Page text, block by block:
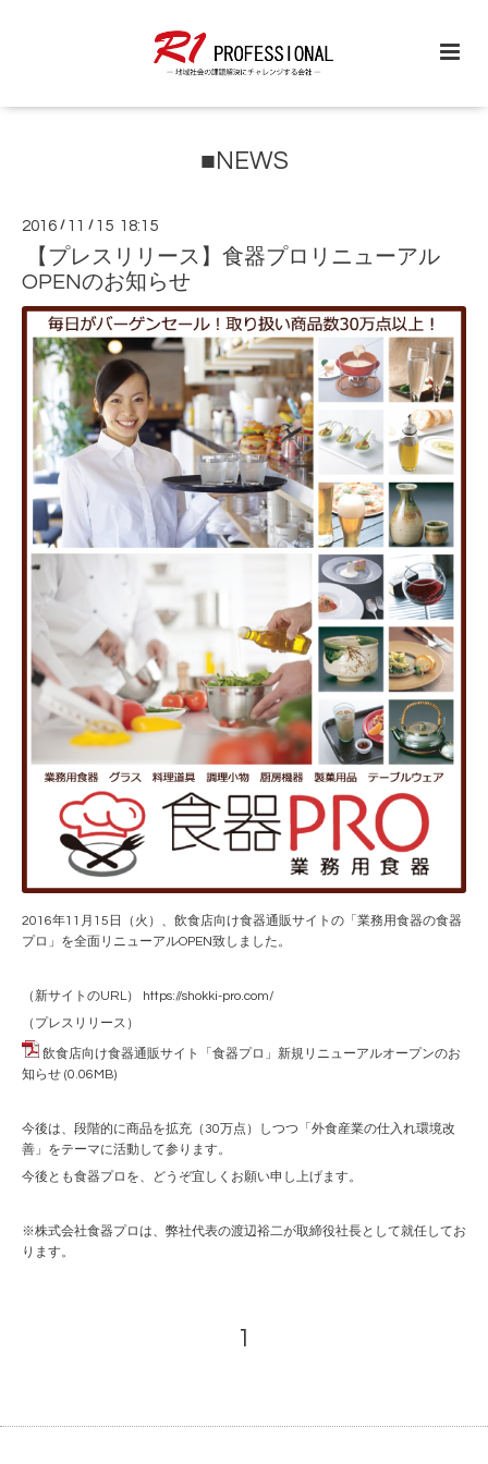
■NEWS
2016 / 11 / 15 18:15
【プレスリリース】食器プロリニューアル
OPENのお知らせ
2016年11月15日（火）、飲食店向け食器通販サイトの「業務用食器の食器
プロ」を全面リニューアルOPEN致しました。
（新サイトのURL） https://shokki-pro.com/
（プレスリリース）
飲食店向け食器通販サイト「食器プロ」新規リニューアルオープンのお
知らせ (0.06MB)
今後は、段階的に商品を拡充（30万点）しつつ「外食産業の仕入れ環境改
善」をテーマに活動して参ります。
今後とも食器プロを、どうぞ宜しくお願い申し上げます。
※株式会社食器プロは、弊社代表の渡辺裕二が取締役社長として就任してお
ります。
1